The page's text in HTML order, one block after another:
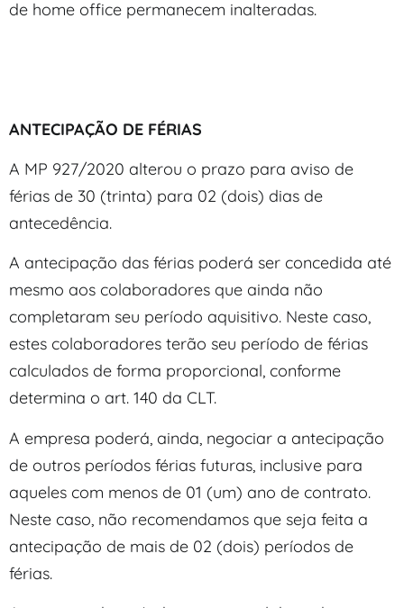
de home office permanecem inalteradas.
ANTECIPAÇÃO DE FÉRIAS
A MP 927/2020 alterou o prazo para aviso de
férias de 30 (trinta) para 02 (dois) dias de
antecedência.
A antecipação das férias poderá ser concedida até
mesmo aos colaboradores que ainda não
completaram seu período aquisitivo. Neste caso,
estes colaboradores terão seu período de férias
calculados de forma proporcional, conforme
determina o art. 140 da CLT.
A empresa poderá, ainda, negociar a antecipação
de outros períodos férias futuras, inclusive para
aqueles com menos de 01 (um) ano de contrato.
Neste caso, não recomendamos que seja feita a
antecipação de mais de 02 (dois) períodos de
férias.